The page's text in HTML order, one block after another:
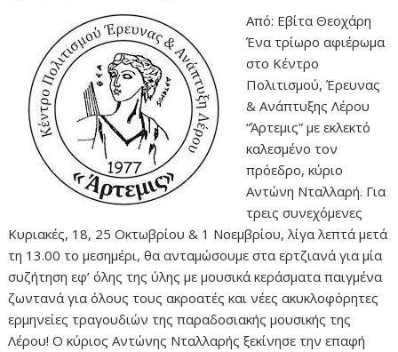
Από: Εβίτα Θεοχάρη
Ένα τρίωρο αφιέρωμα
στο Κέντρο
Πολιτισμού, Έρευνας
& Ανάπτυξης Λέρου
“Άρτεμις” με εκλεκτό
καλεσμένο τον
πρόεδρο, κύριο
Αντώνη Νταλλαρή. Για
τρεις συνεχόμενες
Κυριακές, 18, 25 Οκτωβρίου & 1 Νοεμβρίου, λίγα λεπτά μετά
τη 13.00 το μεσημέρι, θα ανταμώσουμε στα ερτζιανά για μία
συζήτηση εφ’ όλης της ύλης με μουσικά κεράσματα παιγμένα
ζωντανά για όλους τους ακροατές και νέες ακυκλοφόρητες
ερμηνείες τραγουδιών της παραδοσιακής μουσικής της
Λέρου! Ο κύριος Αντώνης Νταλλαρής ξεκίνησε την επαφή